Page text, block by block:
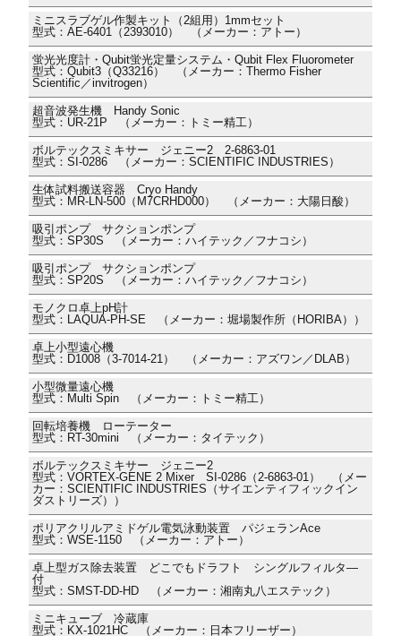
ミニスラブゲル作製キット（2組用）1mmセット
型式：AE-6401（2393010） （メーカー：アトー）
蛍光光度計・Qubit蛍光定量システム・Qubit Flex Fluorometer
型式：Qubit3（Q33216） （メーカー：Thermo Fisher
Scientific／invitrogen）
超音波発生機 Handy Sonic
型式：UR-21P （メーカー：トミー精工）
ボルテックスミキサー ジェニー2 2-6863-01
型式：SI-0286 （メーカー：SCIENTIFIC INDUSTRIES）
生体試料搬送容器 Cryo Handy
型式：MR-LN-500（M7CRHD000） （メーカー：大陽日酸）
吸引ポンプ サクションポンプ
型式：SP30S （メーカー：ハイテック／フナコシ）
吸引ポンプ サクションポンプ
型式：SP20S （メーカー：ハイテック／フナコシ）
モノクロ卓上pH計
型式：LAQUA-PH-SE （メーカー：堀場製作所（HORIBA））
卓上小型遠心機
型式：D1008（3-7014-21） （メーカー：アズワン／DLAB）
小型微量遠心機
型式：Multi Spin （メーカー：トミー精工）
回転培養機 ローテーター
型式：RT-30mini （メーカー：タイテック）
ボルテックスミキサー ジェニー2
型式：VORTEX-GENE 2 Mixer SI-0286（2-6863-01） （メー
カー：SCIENTIFIC INDUSTRIES（サイエンティフィックイン
ダストリーズ））
ポリアクリルアミドゲル電気泳動装置 パジェランAce
型式：WSE-1150 （メーカー：アトー）
卓上型ガス除去装置 どこでもドラフト シングルフィルタ―
付
型式：SMST-DD-HD （メーカー：湘南丸八エステック）
ミニキューブ 冷蔵庫
型式：KX-1021HC （メーカー：日本フリーザー）